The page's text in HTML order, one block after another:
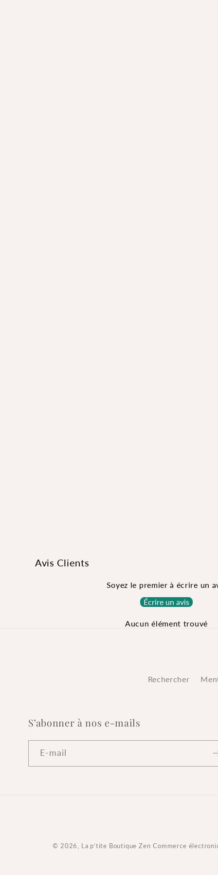
Avis Clients
Soyez le premier à écrire un
Écrire un avis
Aucun élément trouvé
Rechercher
S’abonner à nos e-mails
E-mail
© 2026, La p’tite Boutique Zen Commerce